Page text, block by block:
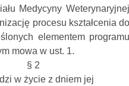
Medycyny Weterynaryjnej
procesu kształcenia do
elementem programu
mowa w ust. 1.
§ 2
w życie z dniem jej